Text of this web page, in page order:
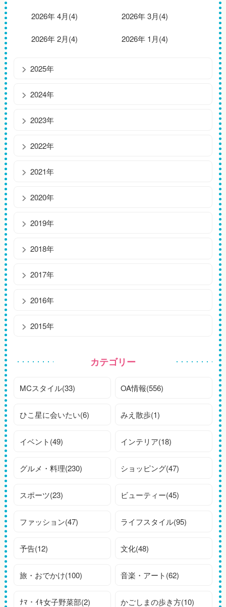
2026年 4月(4) 2026年 3月(4)
2026年 2月(4) 2026年 1月(4)
2025年
2024年
2023年
2022年
2021年
2020年
2019年
2018年
2017年
2016年
2015年
カテゴリー
MCスタイル(33) OA情報(556)
ひこ星に会いたい(6) みえ散歩(1)
イベント(49) インテリア(18)
グルメ・料理(230) ショッピング(47)
スポーツ(23) ビューティー(45)
ファッション(47) ライフスタイル(95)
予告(12) 文化(48)
旅・おでかけ(100) 音楽・アート(62)
ﾅﾏ・ｲｷ女子野菜部(2) かごしまの歩き方(10)